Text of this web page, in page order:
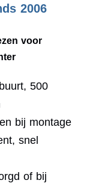
2006
voor
500
bij montage
snel
of bij